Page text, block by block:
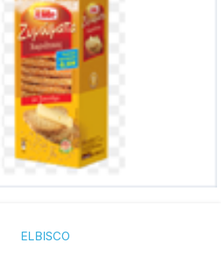
ELBISCO